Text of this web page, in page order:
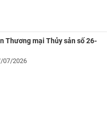
Thương mại Thủy sản số 26-
07/2026